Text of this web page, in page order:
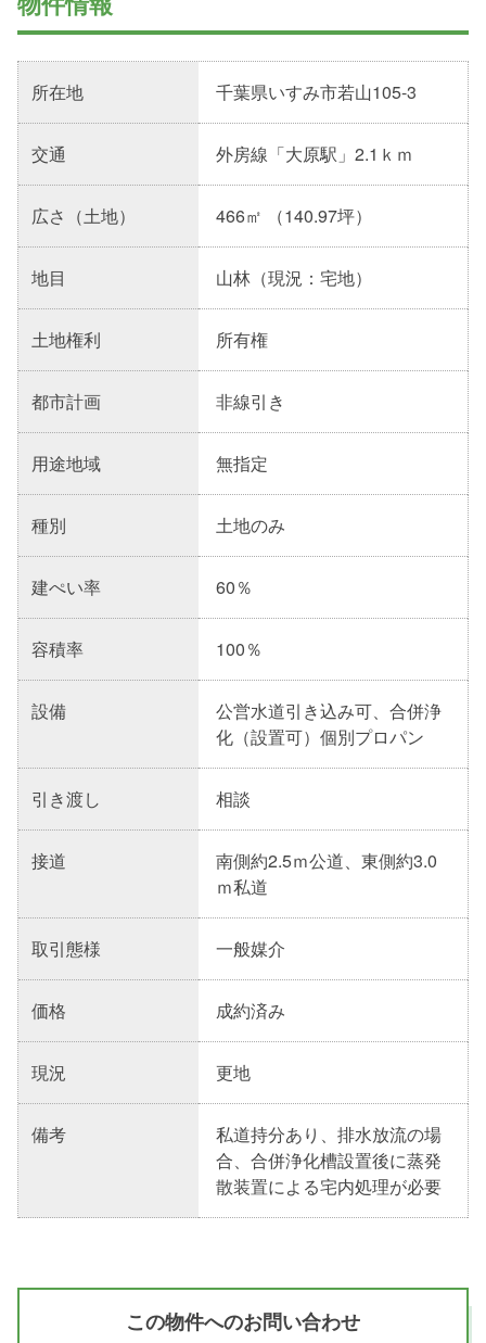
所在地 千葉県いすみ市若山105-3
交通 外房線「大原駅」2.1ｋｍ
広さ（土地） 466㎡ （140.97坪）
地目 山林（現況：宅地）
土地権利 所有権
都市計画 非線引き
用途地域 無指定
種別 土地のみ
建ぺい率 60％
容積率 100％
設備
公営水道引き込み可、合併浄
化（設置可）個別プロパン
引き渡し 相談
接道
南側約2.5ｍ公道、東側約3.0
ｍ私道
取引態様 一般媒介
価格 成約済み
現況 更地
備考
私道持分あり、排水放流の場
合、合併浄化槽設置後に蒸発
散装置による宅内処理が必要
この物件へのお問い合わせ